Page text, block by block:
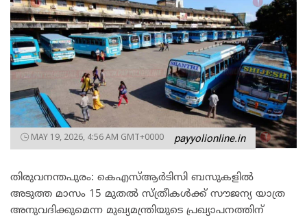
MAY 19, 2026, 4:56 AM GMT+0000 payyolionline.in
തിരുവനന്തപുരം: കെഎസ്ആർടിസി ബസുകളിൽ
അടുത്ത മാസം 15 മുതൽ സ്ത്രീകൾക്ക് സൗജന്യ യാത്ര
അനുവദിക്കുമെന്ന മുഖ്യമന്ത്രിയുടെ പ്രഖ്യാപനത്തിന്